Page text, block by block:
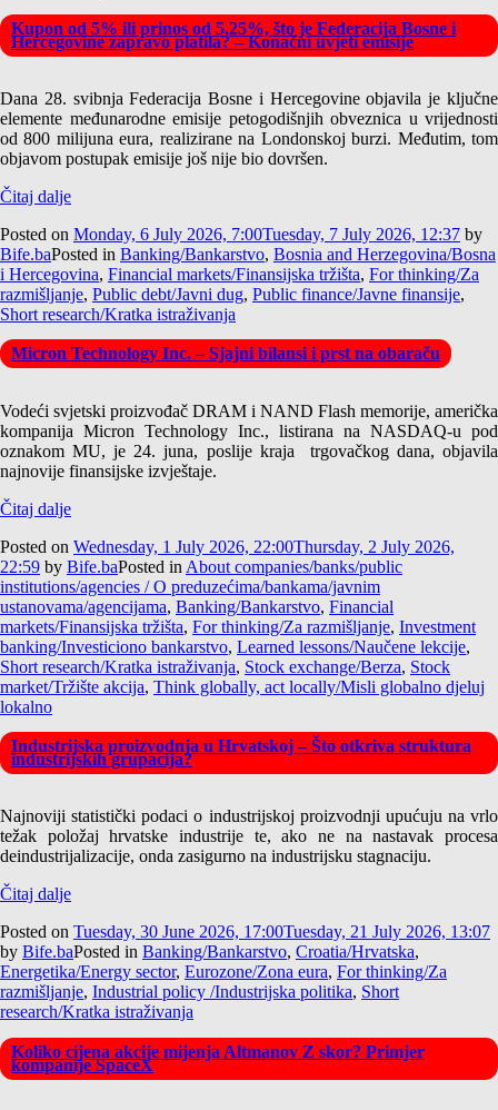
Kupon od 5% ili prinos od 5,25%, što je Federacija Bosne i
Hercegovine zapravo platila? – Konačni uvjeti emisije
Dana 28. svibnja Federacija Bosne i Hercegovine objavila je ključne
elemente međunarodne emisije petogodišnjih obveznica u vrijednosti
od 800 milijuna eura, realizirane na Londonskoj burzi. Međutim, tom
objavom postupak emisije još nije bio dovršen.
Čitaj dalje
Posted on Monday, 6 July 2026, 7:00Tuesday, 7 July 2026, 12:37 by
Bife.baPosted in Banking/Bankarstvo, Bosnia and Herzegovina/Bosna
i Hercegovina, Financial markets/Finansijska tržišta, For thinking/Za
razmišljanje, Public debt/Javni dug, Public finance/Javne finansije,
Short research/Kratka istraživanja
Micron Technology Inc. – Sjajni bilansi i prst na obaraču
Vodeći svjetski proizvođač DRAM i NAND Flash memorije, američka
kompanija Micron Technology Inc., listirana na NASDAQ-u pod
oznakom MU, je 24. juna, poslije kraja trgovačkog dana, objavila
najnovije finansijske izvještaje.
Čitaj dalje
Posted on Wednesday, 1 July 2026, 22:00Thursday, 2 July 2026,
22:59 by Bife.baPosted in About companies/banks/public
institutions/agencies / O preduzećima/bankama/javnim
ustanovama/agencijama, Banking/Bankarstvo, Financial
markets/Finansijska tržišta, For thinking/Za razmišljanje, Investment
banking/Investiciono bankarstvo, Learned lessons/Naučene lekcije,
Short research/Kratka istraživanja, Stock exchange/Berza, Stock
market/Tržište akcija, Think globally, act locally/Misli globalno djeluj
lokalno
Industrijska proizvodnja u Hrvatskoj – Što otkriva struktura
industrijskih grupacija?
Najnoviji statistički podaci o industrijskoj proizvodnji upućuju na vrlo
težak položaj hrvatske industrije te, ako ne na nastavak procesa
deindustrijalizacije, onda zasigurno na industrijsku stagnaciju.
Čitaj dalje
Posted on Tuesday, 30 June 2026, 17:00Tuesday, 21 July 2026, 13:07
by Bife.baPosted in Banking/Bankarstvo, Croatia/Hrvatska,
Energetika/Energy sector, Eurozone/Zona eura, For thinking/Za
razmišljanje, Industrial policy /Industrijska politika, Short
research/Kratka istraživanja
Koliko cijena akcije mijenja Altmanov Z skor? Primjer
kompanije SpaceX